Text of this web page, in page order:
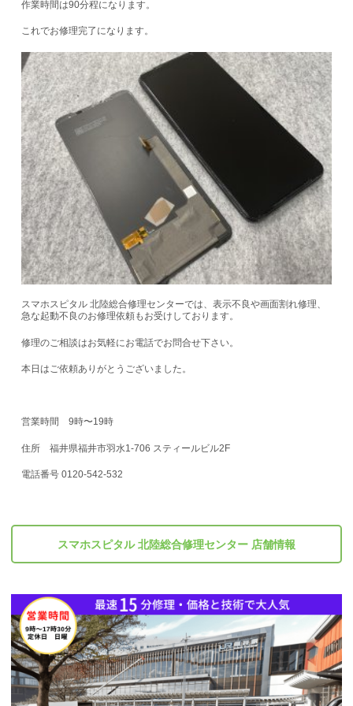
作業時間は90分程になります。
これでお修理完了になります。
スマホスピタル 北陸総合修理センターでは、表示不良や画面割れ修理、
急な起動不良のお修理依頼もお受けしております。
修理のご相談はお気軽にお電話でお問合せ下さい。
本日はご依頼ありがとうございました。
営業時間 9時〜19時
住所 福井県福井市羽水1-706 スティールビル2F
電話番号 0120-542-532
スマホスピタル 北陸総合修理センター 店舗情報